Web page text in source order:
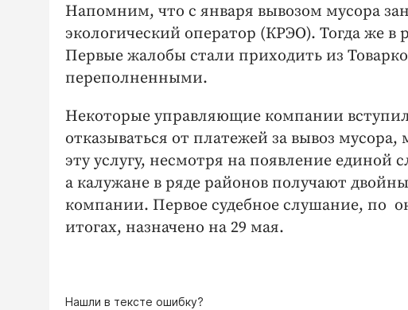
Напомним, что с января вывозом мусора
экологический оператор (КРЭО). Тогда же
Первые жалобы стали приходить из
переполненными.
Некоторые управляющие компании
отказываться от платежей за вывоз
эту услугу, несмотря на появление
а калужане в ряде районов получают
компании. Первое судебное слушание, по
итогах, назначено на 29 мая.
Нашли в тексте ошибку?